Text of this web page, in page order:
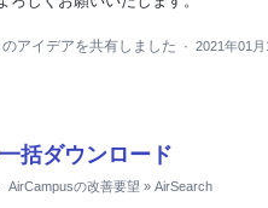
アイデアを共有しました · 2021年01
括ダウンロード
AirCampusの改善要望 » AirSearch